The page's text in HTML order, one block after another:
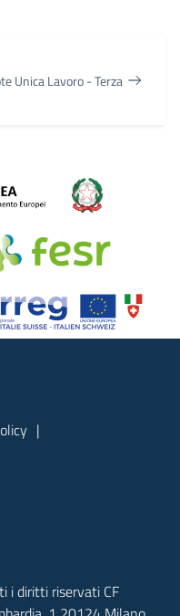
Unica Lavoro - Terza
i diritti riservati CF